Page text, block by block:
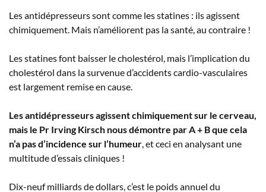
Les antidépresseurs sont comme les statines : ils agissent
chimiquement. Mais n’améliorent pas la santé, au contraire !
Les statines font baisser le cholestérol, mais l’implication du
cholestérol dans la survenue d’accidents cardio-vasculaires
est largement remise en cause.
Les antidépresseurs agissent chimiquement sur le cerveau,
mais le Pr Irving Kirsch nous démontre par A + B que cela
n’a pas d’incidence sur l’humeur, et ceci en analysant une
multitude d’essais cliniques !
Dix-neuf milliards de dollars, c’est le poids annuel du